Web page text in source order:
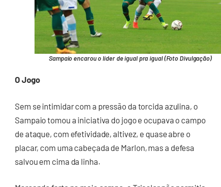
Sampaio encarou o líder de igual pra igual (Foto Divulgação)
O Jogo
Sem se intimidar com a pressão da torcida azulina, o
Sampaio tomou a iniciativa do jogo e ocupava o campo
de ataque, com efetividade, altivez, e quase abre o
placar, com uma cabeçada de Marlon, mas a defesa
salvou em cima da linha.